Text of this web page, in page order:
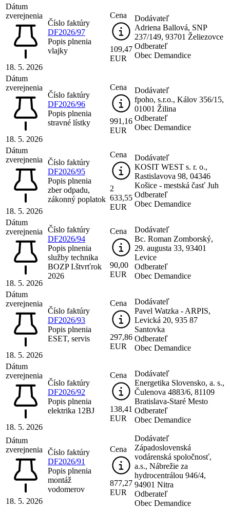
Dátum
zverejnenia
18. 5. 2026
Číslo faktúry
DF2026/97
Popis plnenia
vlajky
Cena
109,47
EUR
Dodávateľ
Adriena Ballová, SNP
237/149, 93701 Želiezovce
Odberateľ
Obec Demandice
Dátum
zverejnenia
18. 5. 2026
Číslo faktúry
DF2026/96
Popis plnenia
stravné lístky
Cena
991,16
EUR
Dodávateľ
fpoho, s.r.o., Kálov 356/15,
01001 Žilina
Odberateľ
Obec Demandice
Dátum
zverejnenia
18. 5. 2026
Číslo faktúry
DF2026/95
Popis plnenia
zber odpadu,
zákonný poplatok
Cena
2
633,55
EUR
Dodávateľ
KOSIT WEST s. r. o.,
Rastislavova 98, 04346
Košice - mestská časť Juh
Odberateľ
Obec Demandice
Dátum
zverejnenia
18. 5. 2026
Číslo faktúry
DF2026/94
Popis plnenia
služby technika
BOZP I.štvrťrok
2026
Cena
90,00
EUR
Dodávateľ
Bc. Roman Zomborský,
29. augusta 33, 93401
Levice
Odberateľ
Obec Demandice
Dátum
zverejnenia
18. 5. 2026
Číslo faktúry
DF2026/93
Popis plnenia
ESET, servis
Cena
297,86
EUR
Dodávateľ
Pavel Watzka - ARPIS,
Levická 20, 935 87
Santovka
Odberateľ
Obec Demandice
Dátum
zverejnenia
18. 5. 2026
Číslo faktúry
DF2026/92
Popis plnenia
elektrika 12BJ
Cena
138,41
EUR
Dodávateľ
Energetika Slovensko, a. s.,
Čulenova 4883/6, 81109
Bratislava-Staré Mesto
Odberateľ
Obec Demandice
Dátum
zverejnenia
18. 5. 2026
Číslo faktúry
DF2026/91
Popis plnenia
montáž
vodomerov
Cena
877,27
EUR
Dodávateľ
Západoslovenská
vodárenská spoločnosť,
a.s., Nábrežie za
hydrocentrálou 946/4,
94901 Nitra
Odberateľ
Obec Demandice